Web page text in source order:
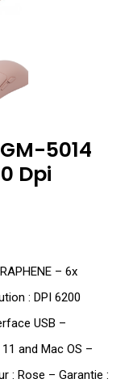
5014
Dpi
– 6x
: DPI 6200
USB –
and Mac OS –
: Rose – Garantie :